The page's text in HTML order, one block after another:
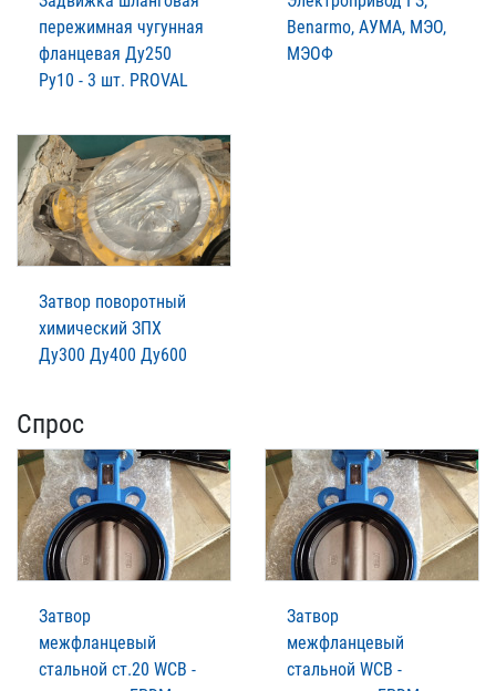
пережимная чугунная
фланцевая Ду250
Ру10 - 3 шт. PROVAL
Benarmo, АУМА, МЭО,
МЭОФ
Затвор поворотный
химический ЗПХ
Ду300 Ду400 Ду600
Спрос
Затвор
межфланцевый
стальной ст.20 WCB -
Затвор
межфланцевый
стальной WCB -